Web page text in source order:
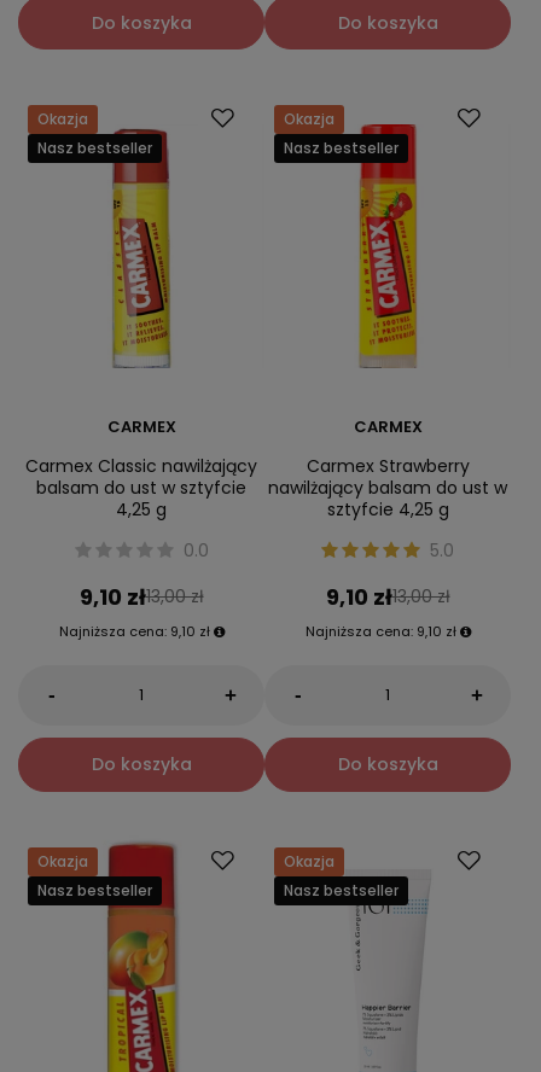
Do koszyka Do koszyka
Okazja
Nasz bestseller
CARMEX
Carmex Classic nawilżający
balsam do ust w sztyfcie
4,25 g
0.0
9,10 zł13,00 zł
Najniższa cena: 9,10 zł
- +
Do koszyka
Okazja
Nasz bestseller
CARMEX
Carmex Strawberry
nawilżający balsam do ust w
sztyfcie 4,25 g
5.0
9,10 zł13,00 zł
Najniższa cena: 9,10 zł
- +
Do koszyka
Okazja
Nasz bestseller
Okazja
Nasz bestseller